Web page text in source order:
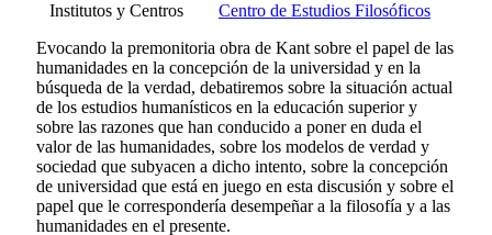
Institutos y Centros
Centro de Estudios Filosóficos
Evocando la premonitoria obra de Kant sobre el papel de las
humanidades en la concepción de la universidad y en la
búsqueda de la verdad, debatiremos sobre la situación actual
de los estudios humanísticos en la educación superior y
sobre las razones que han conducido a poner en duda el
valor de las humanidades, sobre los modelos de verdad y
sociedad que subyacen a dicho intento, sobre la concepción
de universidad que está en juego en esta discusión y sobre el
papel que le correspondería desempeñar a la filosofía y a las
humanidades en el presente.